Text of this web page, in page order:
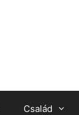
Család